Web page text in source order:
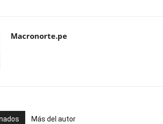
Macronorte.pe
Más del autor